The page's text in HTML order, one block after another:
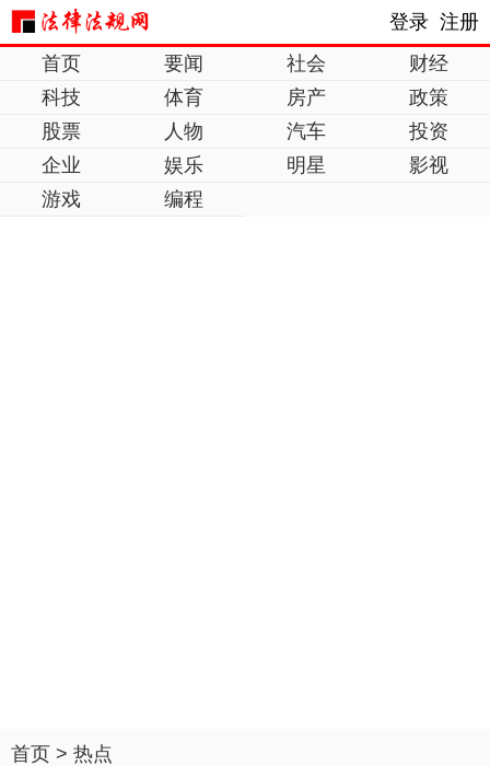
登录 注册
首页
要闻 社会
财经
科技
体育 房产
政策
股票
人物 汽车
投资
企业
娱乐 明星
影视
游戏
编程
首页 > 热点